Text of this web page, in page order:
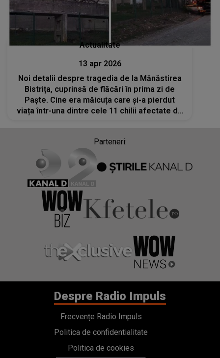
Actualitate
13 apr 2026
Noi detalii despre tragedia de la Mănăstirea
Bistrița, cuprinsă de flăcări în prima zi de
Paște. Cine era măicuța care și-a pierdut
viața într-una dintre cele 11 chilii afectate de
Parteneri:
Despre Radio Impuls
Frecvențe Radio Impuls
Politica de confidentialitate
Politica de cookies